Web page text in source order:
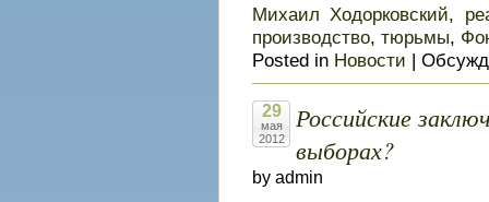
Михаил Ходорковский,
производство, тюрьмы,
Posted in Новости |
29
мая
2012
Российские
выборах?
by admin